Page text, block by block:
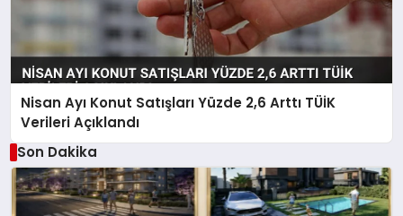
Nisan Ayı Konut Satışları Yüzde 2,6 Arttı TÜİK
Verileri Açıklandı
Son Dakika